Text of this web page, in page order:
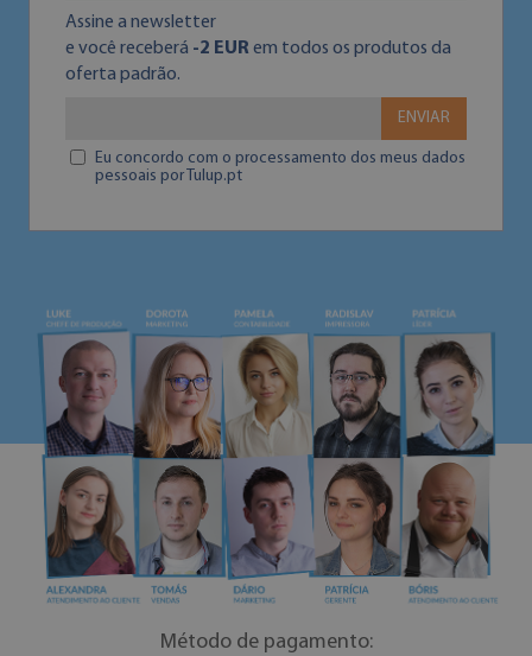
Assine a newsletter
e você receberá -2 EUR em todos os produtos da
oferta padrão.
ENVIAR
Eu concordo com o processamento dos meus dados
pessoais por Tulup.pt
Método de pagamento: